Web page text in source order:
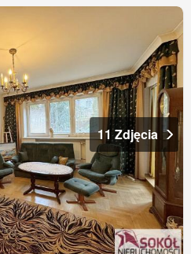
11 Zdjęcia